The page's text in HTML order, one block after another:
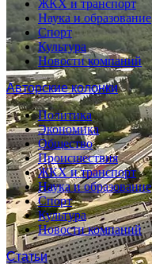
ЖКХ и транспорт
Наука и образование
Спорт
Культура
Новости компаний
Авторские колонки
Политика
Экономика
Общество
Происшествия
ЖКХ и транспорт
Наука и образование
Спорт
Культура
Новости компаний
Статьи